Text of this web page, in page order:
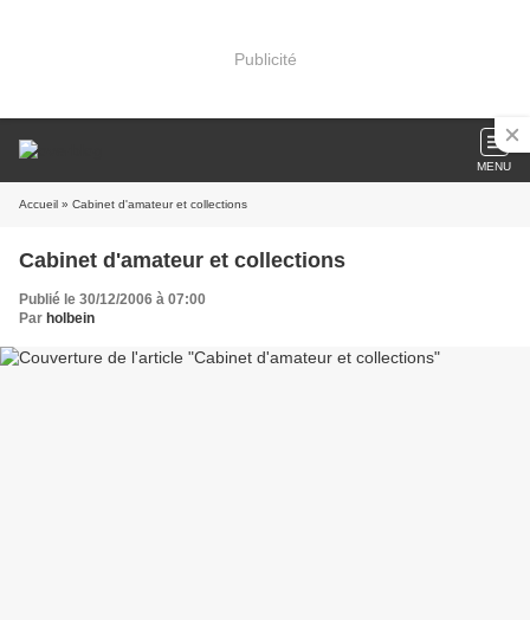
Publicité
MENU
Accueil » Cabinet d'amateur et collections
Cabinet d'amateur et collections
Publié le 30/12/2006 à 07:00
Par holbein